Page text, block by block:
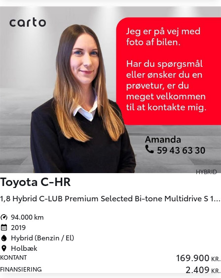
HYBRID
Toyota C-HR
1,8 Hybrid C-LUB Premium Selected Bi-tone Multidrive S 122HK 5d Aut.
94.000 km
2019
Hybrid (Benzin / El)
Holbæk
KONTANT 169.900 KR.
FINANSIERING
2.409 KR.